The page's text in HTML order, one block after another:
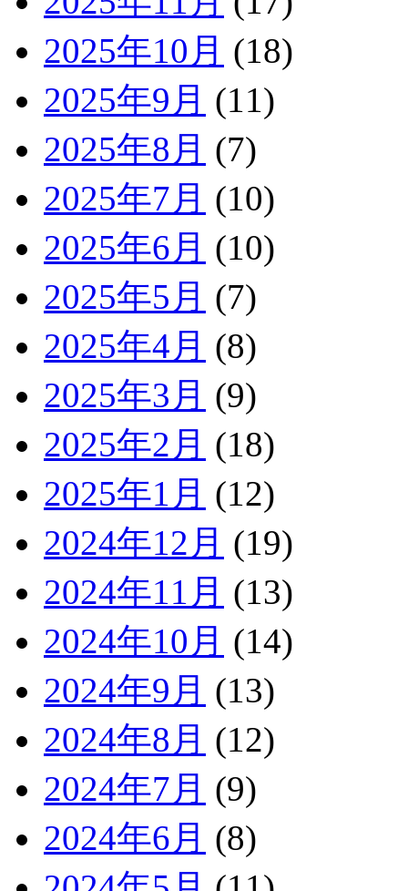
2025年10月 (18)
2025年9月 (11)
2025年8月 (7)
2025年7月 (10)
2025年6月 (10)
2025年5月 (7)
2025年4月 (8)
2025年3月 (9)
2025年2月 (18)
2025年1月 (12)
2024年12月 (19)
2024年11月 (13)
2024年10月 (14)
2024年9月 (13)
2024年8月 (12)
2024年7月 (9)
2024年6月 (8)